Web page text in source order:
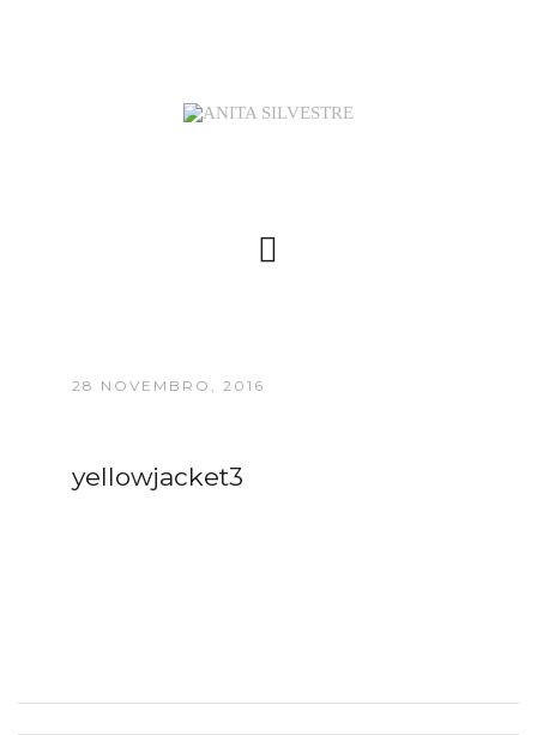
28 NOVEMBRO, 2016
yellowjacket3